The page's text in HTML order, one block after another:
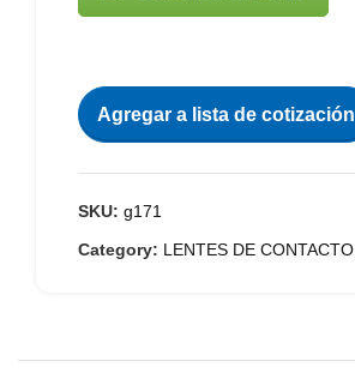
Agregar a lista de cotización
SKU: g171
Category: LENTES DE CONTACTO